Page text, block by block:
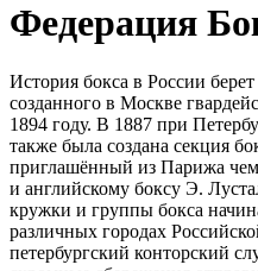
Федерация
История бокса в России
созданного в Москве
1894 году. В 1887 при
также была создана секция
приглашённый из Парижа
и английскому боксу Э.
кружки и группы бокса
различных городах
петербургский конторский